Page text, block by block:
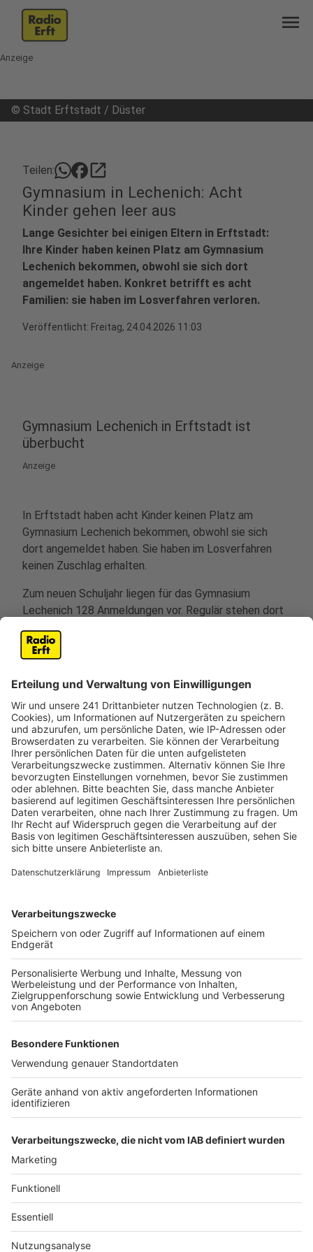
menu
Anzeige
© Stadt Erftstadt / Düster
Teilen: open_in_new
Gymnasium in Lechenich: Acht
Kinder gehen leer aus
Lange Gesichter bei einigen Eltern in Erftstadt:
Ihre Kinder haben keinen Platz am Gymnasium
Lechenich bekommen, obwohl sie sich dort
angemeldet haben. Konkret betrifft es acht
Familien: sie haben im Losverfahren verloren.
Veröffentlicht: Freitag, 24.04.2026 11:03
Anzeige
Gymnasium Lechenich in Erftstadt ist
überbucht
Anzeige
In Erftstadt haben acht Kinder keinen Platz am
Gymnasium Lechenich bekommen, obwohl sie sich
dort angemeldet haben. Sie haben im Losverfahren
keinen Zuschlag erhalten.
Zum neuen Schuljahr liegen für das Gymnasium
Lechenich 128 Anmeldungen vor. Regulär stehen dort
aber nur 120 Plätze in vier fünften Klassen zur
Verfügung. Für die Einrichtung einer zusätzlichen
fünften Klasse hätte es nach Angaben des
Schuldezernenten mindestens 135 Anmeldungen
geben müssen.
Die Bezirksregierung Köln hat den Antrag der Stadt
Erftstadt auf eine weitere Klasse deshalb abgelehnt.
Für die betroffenen Familien bedeutet das, dass sie
sich nun nach einer anderen weiterführenden Schule
umsehen müssen. Teilweise sind damit auch längere
Schulwege verbunden.
Nach Angaben der Stadt betrifft die Absage auch
Kinder, die direkt neben dem Schulzentrum Lechenich
wohnen. Bürgermeisterin Weitzel kann nach eigenen
die Stadt in diesem Fall keine Handlungskompetenz
habe.
Weitere Themen von Rhein und Erft
Schwäne in Erftstadt und Brühl gerettet
Harte Strafen im Kölner Raserprozess
Revierbahn West: Welche Trassen sind die
besten?
Anzeige